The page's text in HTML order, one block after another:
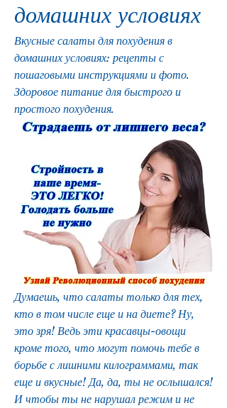
домашних условиях
Вкусные салаты для похудения в
домашних условиях: рецепты с
пошаговыми инструкциями и фото.
Здоровое питание для быстрого и
простого похудения.
Думаешь, что салаты только для тех,
кто в том числе еще и на диете? Ну,
это зря! Ведь эти красавцы-овощи
кроме того, что могут помочь тебе в
борьбе с лишними килограммами, так
еще и вкусные! Да, да, ты не ослышался!
И чтобы ты не нарушал режим и не